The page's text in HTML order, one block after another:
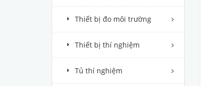
Thiết bị đo môi trường
Thiết bị thí nghiệm
Tủ thí nghiệm